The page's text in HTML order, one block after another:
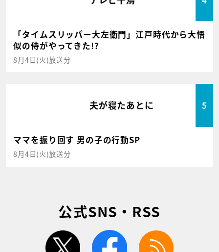
「タイムスリッパー大左衛門」江戸時代から大悟
似の侍がやってきた!?
8月4日(火)放送分
夫が寝たあとに 5
ママを振り回す 男の子の行動SP
8月4日(火)放送分
公式SNS・RSS
twitter facebook